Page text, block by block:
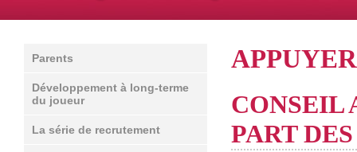
Parents
Développement à long-terme
du joueur
La série de recrutement
CONSEIL
PART